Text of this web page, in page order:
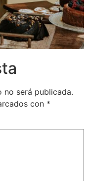
será publicada.
con *